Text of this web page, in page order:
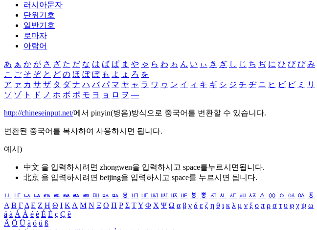
러시아문자
단위기호
일반기호
로마자
아랍어
あ ぁ か が さ ざ た だ な は ば ぱ ま や ゃ ら わ ゎ ん い ぃ き ぎ し じ ち ぢ に ひ び ぴ み
こ ご そ ぞ と ど の ほ ぼ ぽ も よ ょ ろ を
ア ァ カ サ ザ タ ダ ナ ハ バ パ マ ヤ ャ ラ ワ ヮ ン イ ィ キ ギ シ ジ チ ヂ ニ ヒ ビ ピ ミ リ
ソ ゾ ト ド ノ ホ ボ ポ モ ヨ ョ ロ ヲ ―
http://chineseinput.net/에서 pinyin(병음)방식으로 중국어를 변환할 수 있습니다.
변환된 중국어를 복사하여 사용하시면 됩니다.
예시)
中文 을 입력하시려면 zhongwen을 입력하시고 space를누르시면됩니다.
北京 을 입력하시려면 beijing을 입력하시고 space를 누르시면 됩니다.
ㅥ ㅦ ㅧ ㅨ ㅩ ㅪ ㅫ ㅬ ㅭ ㅮ ㅯ ㅰ ㅱ ㅲ ㅳ ㅴ ㅵ ㅶ ㅷ ㅸ ㅹ ㅺ ㅻ ㅼ ㅽ ㅾ ㅿ ㆀ ㆁ ㆂ ㆃ ㆄ
Α Β ΓΔ Ε Ζ Η Θ Ι ΚΛ Μ Ν Ξ Ο Π Ρ Σ ΤΥ Φ Χ Ψ Ω α β γ δ ε ζ η θ ι κ λ μ ν ξ ο π ρ σ τ υ φ χ ψ ω
á à Á À é è É È ç Ç ê
Ä Ö Ü ä ö ü ß